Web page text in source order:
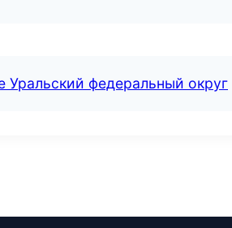
Уральский федеральный округ